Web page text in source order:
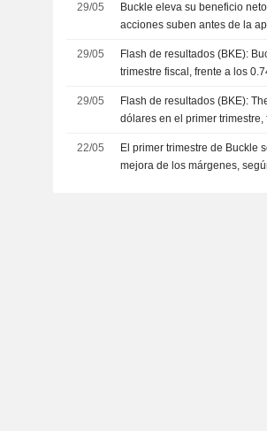
29/05
Buckle eleva su beneficio
acciones suben antes de la
29/05
Flash de resultados (BKE):
trimestre fiscal, frente a los
29/05
Flash de resultados (BKE):
dólares en el primer
22/05
El primer trimestre de Buckle
mejora de los márgenes,